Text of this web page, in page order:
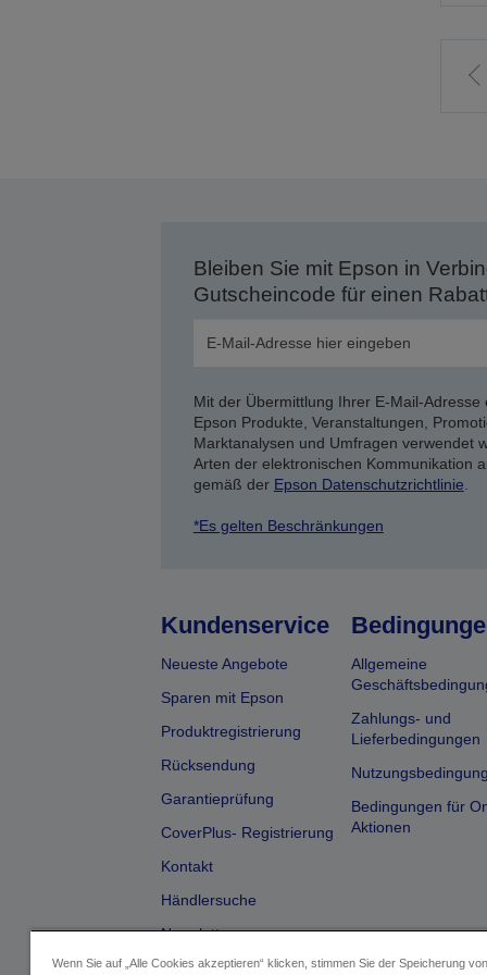
Bleiben Sie mit Epson in
Gutscheincode für einen
Mit der Übermittlung Ihrer E-Mail-
Epson Produkte, Veranstaltungen,
Marktanalysen und Umfragen verwendet
Arten der elektronischen Kommunikation
gemäß der Epson Datenschutzrichtlinie
*Es gelten Beschränkungen
Kundenservice
Neueste Angebote
Sparen mit Epson
Produktregistrierung
Rücksendung
Garantieprüfung
CoverPlus- Registrierung
Kontakt
Händlersuche
Newsletter
Allgemeine
Zahlungs- und
Lieferbedingungen
Bedingungen für
Aktionen
Wenn Sie auf „Alle Cookies akzeptieren“ klicken, stimmen Sie der Speicherung